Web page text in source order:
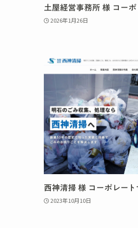
土屋経営事務所 様 コーポ
2026年1月26日
西神清掃 様 コーポレート
2023年10月10日